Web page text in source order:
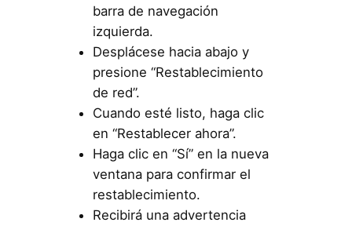
barra de navegación
izquierda.
Desplácese hacia abajo y
presione “Restablecimiento
de red”.
Cuando esté listo, haga clic
en “Restablecer ahora”.
Haga clic en “Sí” en la nueva
ventana para confirmar el
restablecimiento.
Recibirá una advertencia